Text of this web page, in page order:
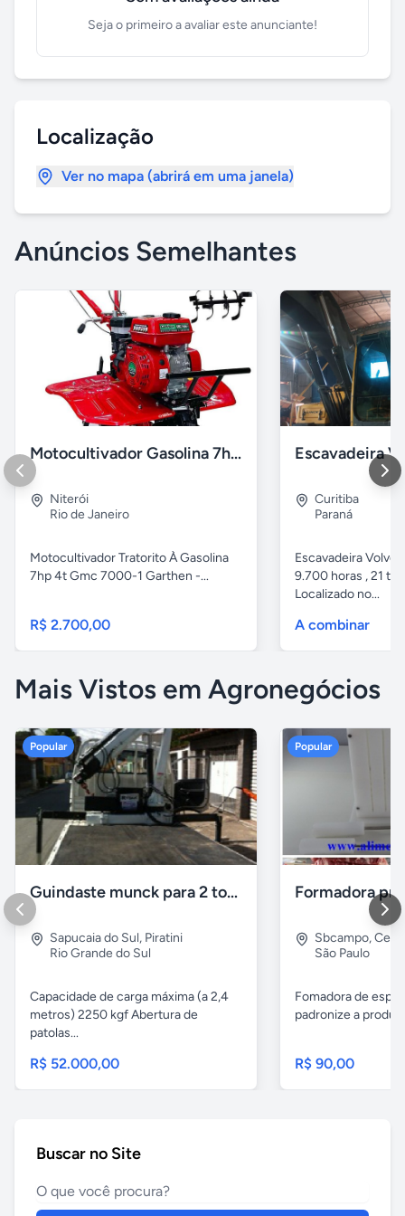
Seja o primeiro a avaliar este anunciante!
Localização
Ver no mapa (abrirá em uma janela)
Anúncios Semelhantes
Motocultivador Gasolina 7hp 4t Gmc 7000-1 Garthen.
Niterói
Rio de Janeiro
Motocultivador Tratorito À Gasolina
7hp 4t Gmc 7000-1 Garthen -...
R$ 2.700,00
Curitiba
Paraná
Escavadeira Volvo
9.700 horas , 21
Localizado no...
A combinar
Mais Vistos em Agronegócios
Popular
Guindaste munck para 2 toneladas
Sapucaia do Sul, Piratini
Rio Grande do Sul
Capacidade de carga máxima (a 2,4
metros) 2250 kgf Abertura de
patolas...
R$ 52.000,00
Popular
Sbcampo,
São Paulo
Fomadora de
padronize a
R$ 90,00
Buscar no Site